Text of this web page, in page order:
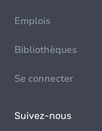
Emplois
Bibliothèques
Se connecter
Suivez-nous